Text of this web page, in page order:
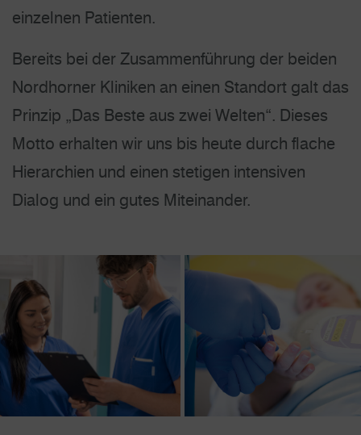
einzelnen Patienten.
Bereits bei der Zusammenführung der beiden
Nordhorner Kliniken an einen Standort galt das
Prinzip „Das Beste aus zwei Welten“. Dieses
Motto erhalten wir uns bis heute durch flache
Hierarchien und einen stetigen intensiven
Dialog und ein gutes Miteinander.